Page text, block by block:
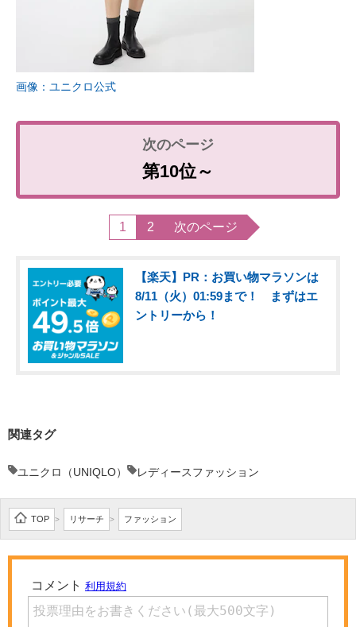
画像：ユニクロ公式
第10位～
1 2 次のページ
【楽天】PR：お買い物マラソンは
8/11（火）01:59まで！ まずはエ
ントリーから！
関連タグ
ユニクロ（UNIQLO） レディースファッション
TOP > リサーチ > ファッション